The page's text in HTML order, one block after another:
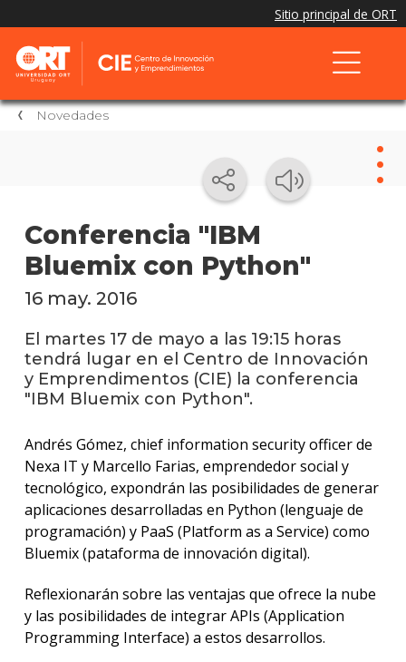
Novedades
Conferencia "IBM
Bluemix con Python"
CIE
en
Blog
y
16 may. 2016
El martes 17 de mayo a las 19:15 horas
tendrá lugar en el Centro de Innovación
y Emprendimentos (CIE) la conferencia
"IBM Bluemix con Python".
Andrés Gómez, chief information security officer de
Nexa IT y Marcello Farias, emprendedor social y
tecnológico, expondrán las posibilidades de generar
aplicaciones desarrolladas en Python (lenguaje de
programación) y PaaS (Platform as a Service) como
Bluemix (pataforma de innovación digital).
Reflexionarán sobre las ventajas que ofrece la nube
y las posibilidades de integrar APIs (Application
Programming Interface) a estos desarrollos.